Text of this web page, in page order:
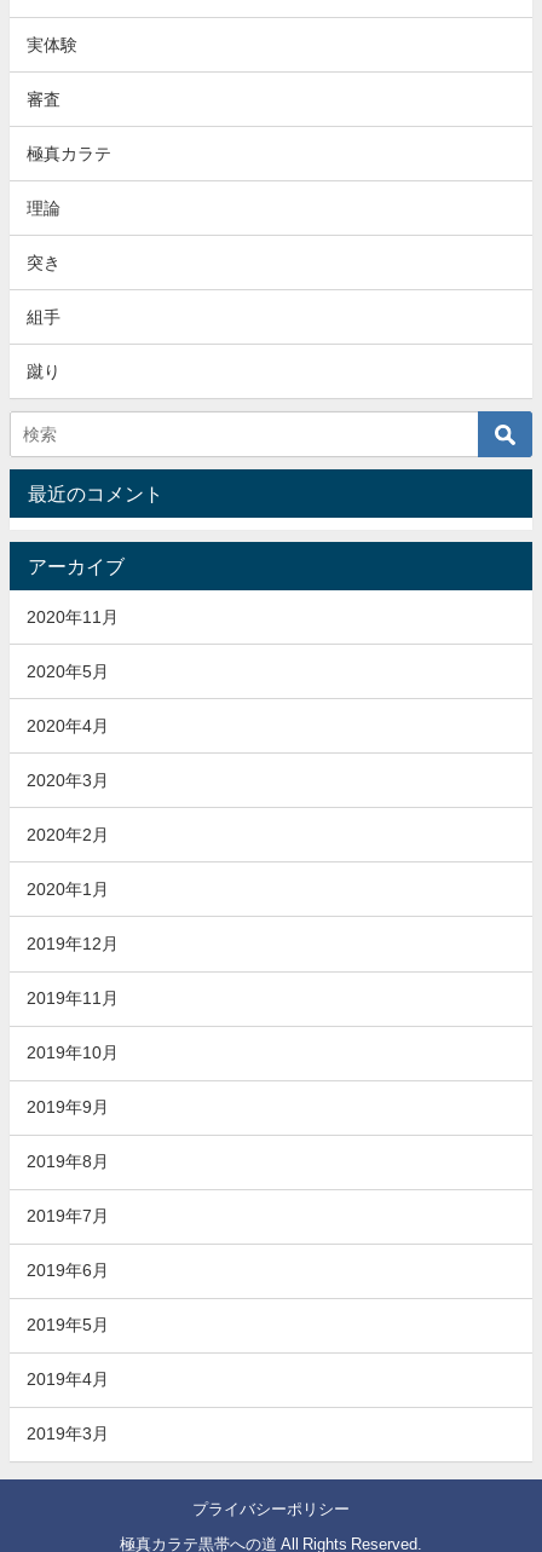
実体験
審査
極真カラテ
理論
突き
組手
蹴り
最近のコメント
アーカイブ
2020年11月
2020年5月
2020年4月
2020年3月
2020年2月
2020年1月
2019年12月
2019年11月
2019年10月
2019年9月
2019年8月
2019年7月
2019年6月
2019年5月
2019年4月
2019年3月
プライバシーポリシー
極真カラテ黒帯への道 All Rights Reserved.